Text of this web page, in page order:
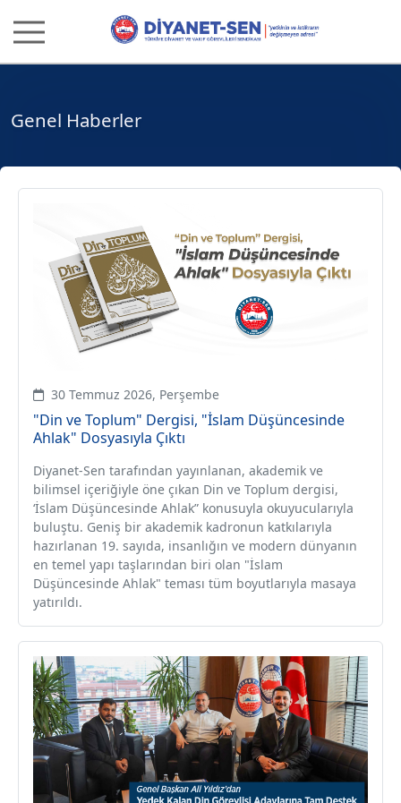
Genel Haberler
30 Temmuz 2026, Perşembe
"Din ve Toplum" Dergisi, "İslam Düşüncesinde
Ahlak" Dosyasıyla Çıktı
Diyanet-Sen tarafından yayınlanan, akademik ve
bilimsel içeriğiyle öne çıkan Din ve Toplum dergisi,
‘İslam Düşüncesinde Ahlak” konusuyla okuyucularıyla
buluştu. Geniş bir akademik kadronun katkılarıyla
hazırlanan 19. sayıda, insanlığın ve modern dünyanın
en temel yapı taşlarından biri olan "İslam
Düşüncesinde Ahlak" teması tüm boyutlarıyla masaya
yatırıldı.